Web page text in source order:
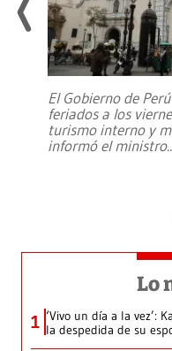
El Gobierno de
feriados a los
turismo interno y
informó el ministro
Lo
1 ‘Vivo un día a la vez’:
la despedida de su